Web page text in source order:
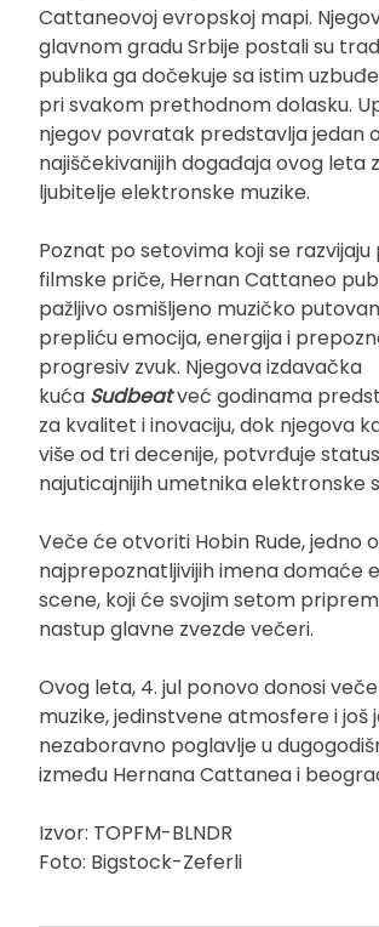
Cattaneovoj evropskoj mapi.
glavnom gradu Srbije postali su
publika ga dočekuje sa istim
pri svakom prethodnom dolasku.
njegov povratak predstavlja jedan
najiščekivanijih događaja ovog leta
ljubitelje elektronske muzike.
Poznat po setovima koji se
filmske priče, Hernan Cattaneo
pažljivo osmišljeno muzičko
prepliću emocija, energija i
progresiv zvuk. Njegova izdavačka
kuća Sudbeatveć godinama
za kvalitet i inovaciju, dok njegova
više od tri decenije, potvrđuje
najuticajnijih umetnika elektronske
Veče će otvoriti Hobin Rude, jedno
najprepoznatljivijih imena domaće
scene, koji će svojim setom
nastup glavne zvezde večeri.
Ovog leta, 4. jul ponovo donosi
muzike, jedinstvene atmosfere i još
nezaboravno poglavlje u
između Hernana Cattanea i
Izvor: TOPFM-BLNDR
Foto: Bigstock-Zeferli